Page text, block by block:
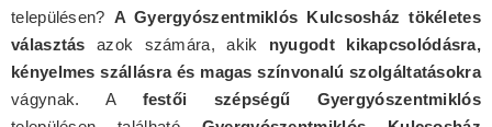
településen? A Gyergyószentmiklós Kulcsosház tökéletes
választás azok számára, akik nyugodt kikapcsolódásra,
kényelmes szállásra és magas színvonalú szolgáltatásokra
vágynak. A festői szépségű Gyergyószentmiklós